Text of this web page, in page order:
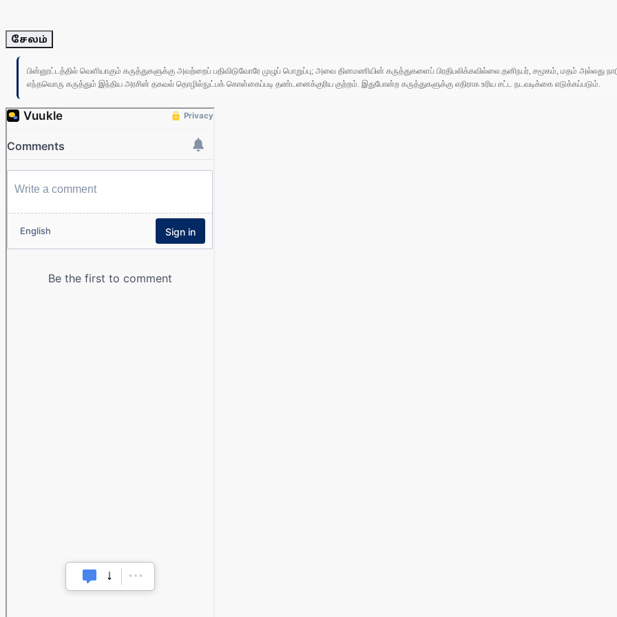
சேலம்
பின்னூட்டத்தில் வெளியாகும் கருத்துகளுக்கு அவற்றைப் பதிவிடுவோரே முழுப் பொறுப்பு; அவை தினமணியின் கருத்துகளைப் பிரதிபலிக்கவில்லை.தனிநபர், சமூகம், மதம் அல்லது
எந்தவொரு கருத்தும் இந்திய அரசின் தகவல் தொழில்நுட்பக் கொள்கைப்படி தண்டனைக்குரிய குற்றம். இதுபோன்ற கருத்துகளுக்கு எதிராக உரிய சட்ட நடவடிக்கை எடுக்கப்படும்.